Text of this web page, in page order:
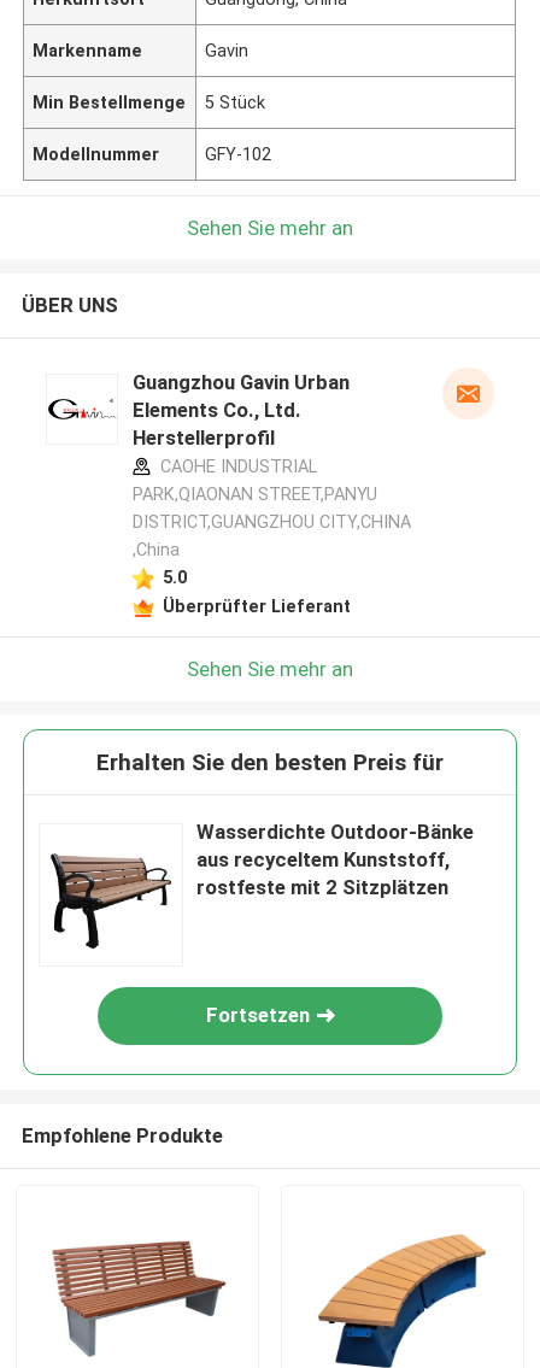
Markenname Gavin
Min Bestellmenge 5 Stück
Modellnummer GFY-102
Sehen Sie mehr an
ÜBER UNS
Guangzhou Gavin Urban
Elements Co., Ltd.
Herstellerprofil
CAOHE INDUSTRIAL
PARK,QIAONAN STREET,PANYU
DISTRICT,GUANGZHOU CITY,CHINA
,China
5.0
Überprüfter Lieferant
Sehen Sie mehr an
Erhalten Sie den besten Preis für
Wasserdichte Outdoor-Bänke
aus recyceltem Kunststoff,
rostfeste mit 2 Sitzplätzen
Fortsetzen
Empfohlene Produkte